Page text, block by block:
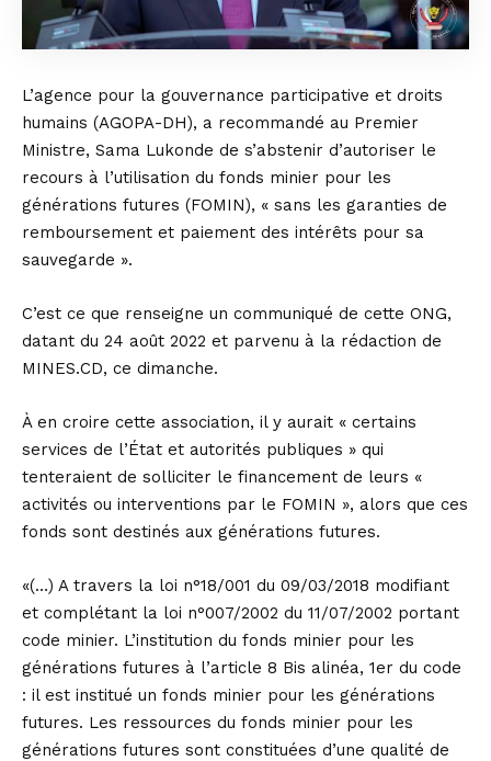
L’agence pour la gouvernance participative et droits
humains (AGOPA-DH), a recommandé au Premier
Ministre, Sama Lukonde de s’abstenir d’autoriser le
recours à l’utilisation du fonds minier pour les
générations futures (FOMIN), « sans les garanties de
remboursement et paiement des intérêts pour sa
sauvegarde ».
C’est ce que renseigne un communiqué de cette ONG,
datant du 24 août 2022 et parvenu à la rédaction de
MINES.CD, ce dimanche.
À en croire cette association, il y aurait « certains
services de l’État et autorités publiques » qui
tenteraient de solliciter le financement de leurs «
activités ou interventions par le FOMIN », alors que ces
fonds sont destinés aux générations futures.
«(…) A travers la loi n°18/001 du 09/03/2018 modifiant
et complétant la loi n°007/2002 du 11/07/2002 portant
code minier. L’institution du fonds minier pour les
générations futures à l’article 8 Bis alinéa, 1er du code
: il est institué un fonds minier pour les générations
futures. Les ressources du fonds minier pour les
générations futures sont constituées d’une qualité de